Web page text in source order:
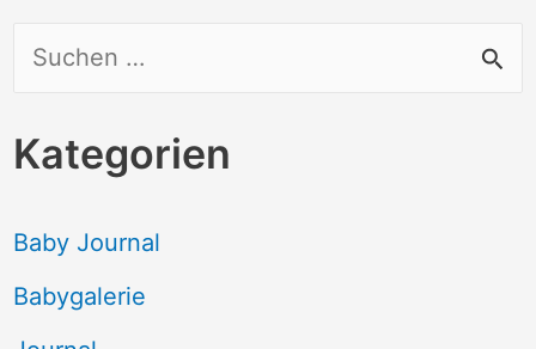
c
e
n
Kategorien
Baby Journal
Babygalerie